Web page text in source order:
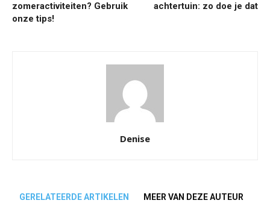
zomeractiviteiten? Gebruik
onze tips!
achtertuin: zo doe je dat
Denise
GERELATEERDE ARTIKELEN MEER VAN DEZE AUTEUR